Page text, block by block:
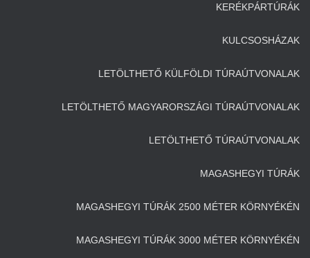
KERÉKPÁRTÚRÁK
KULCSOSHÁZAK
LETÖLTHETŐ KÜLFÖLDI TÚRAÚTVONALAK
LETÖLTHETŐ MAGYARORSZÁGI TÚRAÚTVONALAK
LETÖLTHETŐ TÚRAÚTVONALAK
MAGASHEGYI TÚRÁK
MAGASHEGYI TÚRÁK 2500 MÉTER KÖRNYÉKÉN
MAGASHEGYI TÚRÁK 3000 MÉTER KÖRNYÉKÉN